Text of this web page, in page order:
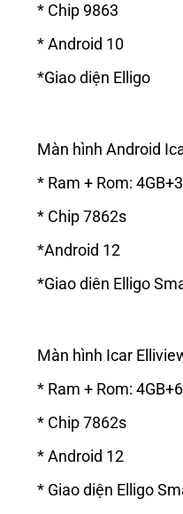
* Chip 9863
* Android 10
*Giao diện Elligo
Màn hình Android
* Ram + Rom:
* Chip 7862s
*Android 12
*Giao diên Elligo
Màn hình Icar
* Ram + Rom:
* Chip 7862s
* Android 12
* Giao diện Elligo